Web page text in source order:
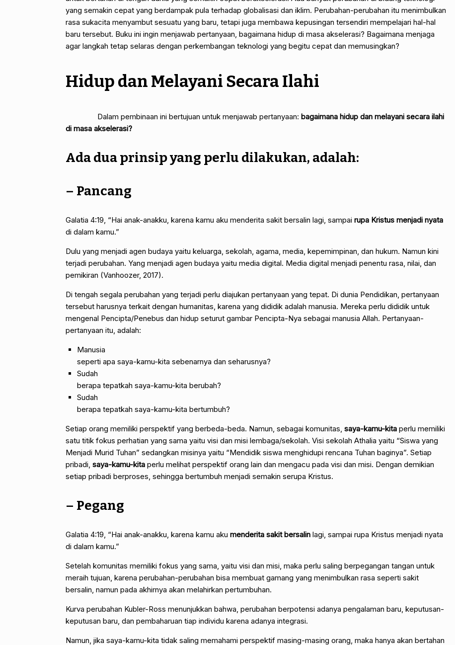
yang semakin cepat yang berdampak pula terhadap globalisasi dan iklim. Perubahan-perubahan itu menimbulkan
rasa sukacita menyambut sesuatu yang baru, tetapi juga membawa kepusingan tersendiri mempelajari hal-hal
baru tersebut. Buku ini ingin menjawab pertanyaan, bagaimana hidup di masa akselerasi? Bagaimana menjaga
agar langkah tetap selaras dengan perkembangan teknologi yang begitu cepat dan memusingkan?
Hidup dan Melayani Secara Ilahi
Dalam pembinaan ini bertujuan untuk menjawab pertanyaan: bagaimana hidup dan melayani secara ilahi
di masa akselerasi?
Ada dua prinsip yang perlu dilakukan, adalah:
– Pancang
Galatia 4:19, “Hai anak-anakku, karena kamu aku menderita sakit bersalin lagi, sampai rupa Kristus menjadi nyata
di dalam kamu.”
Dulu yang menjadi agen budaya yaitu keluarga, sekolah, agama, media, kepemimpinan, dan hukum. Namun kini
terjadi perubahan. Yang menjadi agen budaya yaitu media digital. Media digital menjadi penentu rasa, nilai, dan
pemikiran (Vanhoozer, 2017).
Di tengah segala perubahan yang terjadi perlu diajukan pertanyaan yang tepat. Di dunia Pendidikan, pertanyaan
tersebut harusnya terkait dengan humanitas, karena yang dididik adalah manusia. Mereka perlu dididik untuk
mengenal Pencipta/Penebus dan hidup seturut gambar Pencipta-Nya sebagai manusia Allah. Pertanyaan-
pertanyaan itu, adalah:
Manusia
seperti apa saya-kamu-kita sebenarnya dan seharusnya?
Sudah
berapa tepatkah saya-kamu-kita berubah?
Sudah
berapa tepatkah saya-kamu-kita bertumbuh?
Setiap orang memiliki perspektif yang berbeda-beda. Namun, sebagai komunitas, saya-kamu-kita perlu memiliki
satu titik fokus perhatian yang sama yaitu visi dan misi lembaga/sekolah. Visi sekolah Athalia yaitu “Siswa yang
Menjadi Murid Tuhan” sedangkan misinya yaitu “Mendidik siswa menghidupi rencana Tuhan baginya”. Setiap
pribadi, saya-kamu-kita perlu melihat perspektif orang lain dan mengacu pada visi dan misi. Dengan demikian
setiap pribadi berproses, sehingga bertumbuh menjadi semakin serupa Kristus.
– Pegang
Galatia 4:19, “Hai anak-anakku, karena kamu aku menderita sakit bersalin lagi, sampai rupa Kristus menjadi nyata
di dalam kamu.”
Setelah komunitas memiliki fokus yang sama, yaitu visi dan misi, maka perlu saling berpegangan tangan untuk
meraih tujuan, karena perubahan-perubahan bisa membuat gamang yang menimbulkan rasa seperti sakit
bersalin, namun pada akhirnya akan melahirkan pertumbuhan.
Kurva perubahan Kubler-Ross menunjukkan bahwa, perubahan berpotensi adanya pengalaman baru, keputusan-
keputusan baru, dan pembaharuan tiap individu karena adanya integrasi.
Namun, jika saya-kamu-kita tidak saling memahami perspektif masing-masing orang, maka hanya akan bertahan